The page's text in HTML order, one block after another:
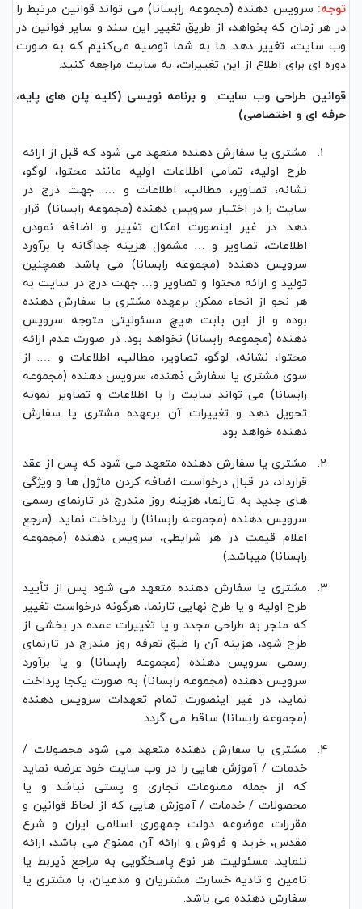
توجه: سرویس دهنده (مجموعه رابسانا) می تواند قوانین مرتبط را
در هر زمان که بخواهد، از طریق تغییر این سند و سایر قوانین در
وب سایت، تغییر دهد. ما به شما توصیه می‌کنیم که به صورت
دوره ای برای اطلاع از این تغییرات، به سایت مراجعه کنید.
قوانین طراحی وب سایت و برنامه نویسی(کلیه پلن های پایه،
حرفه ای و اختصاصی)
مشتری یا سفارش دهنده متعهد می شود که قبل از ارائه
طرح اولیه، تمامی اطلاعات اولیه مانند محتوا، لوگو،
نشانه، تصاویر، مطالب، اطلاعات و …. جهت درج در
سایت را در اختیار سرویس دهنده (مجموعه رابسانا) قرار
دهد. در غیر اینصورت امکان تغییر و اضافه نمودن
اطلاعات، تصاویر و … مشمول هزینه جداگانه با برآورد
سرویس دهنده (مجموعه رابسانا) می باشد. همچنین
تولید و ارائه محتوا و تصاویر و… جهت درج در سایت به
هر نحو از انحاء ممکن برعهده مشتری یا سفارش دهنده
بوده و از این بابت هیچ مسئولیتی متوجه سرویس
دهنده (مجموعه رابسانا) نخواهد بود. در صورت عدم ارائه
محتوا، نشانه، لوگو، تصاویر، مطالب، اطلاعات و …. از
سوی مشتری یا سفارش ذهنده، سرویس دهنده (مجموعه
رابسانا) می تواند سایت را با اطلاعات و تصاویر نمونه
تحویل دهد و تغییرات آن برعهده مشتری یا سفارش
دهنده خواهد بود.
مشتری یا سفارش دهنده متعهد می شود که پس از عقد
قرارداد، در قبال درخواست اضافه کردن ماژول ها و ویژگی
های جدید به تارنما، هزینه روز مندرج در تارنمای رسمی
سرویس دهنده (مجموعه رابسانا) را پرداخت نماید. (مرجع
اعلام قیمت در هر شرایطی، سرویس دهنده (مجموعه
رابسانا) میباشد.)
مشتری یا سفارش دهنده متعهد می شود پس از تأیید
طرح اولیه و یا طرح نهایی تارنما، هرگونه درخواست تغییر
که منجر به طراحی مجدد و یا تغییرات عمده در بخشی از
طرح شود، هزینه آن را طبق تعرفه روز مندرج در تارنمای
رسمی سرویس دهنده (مجموعه رابسانا) و یا برآورد
سرویس دهنده (مجموعه رابسانا) به صورت یکجا پرداخت
نماید، در غیر اینصورت تمام تعهدات سرویس دهنده
(مجموعه رابسانا) ساقط می گردد.
مشتری یا سفارش دهنده متعهد می شود محصولات /
خدمات / آموزش هایی را در وب سایت خود عرضه نماید
که از جمله ممنوعات تجاری و پستی نباشد و یا
محصولات / خدمات / آموزش هایی که از لحاظ قوانین و
مقررات موضوعه دولت جمهوری اسلامی ایران و شرع
مقدس، خرید و فروش و ارائه آن ممنوع می باشد، ارائه
ننماید. مسئولیت هر نوع پاسخگویی به مراجع ذیربط یا
تامین و تادیه خسارت مشتریان و مدعیان، با مشتری یا
سفارش دهنده می باشد.